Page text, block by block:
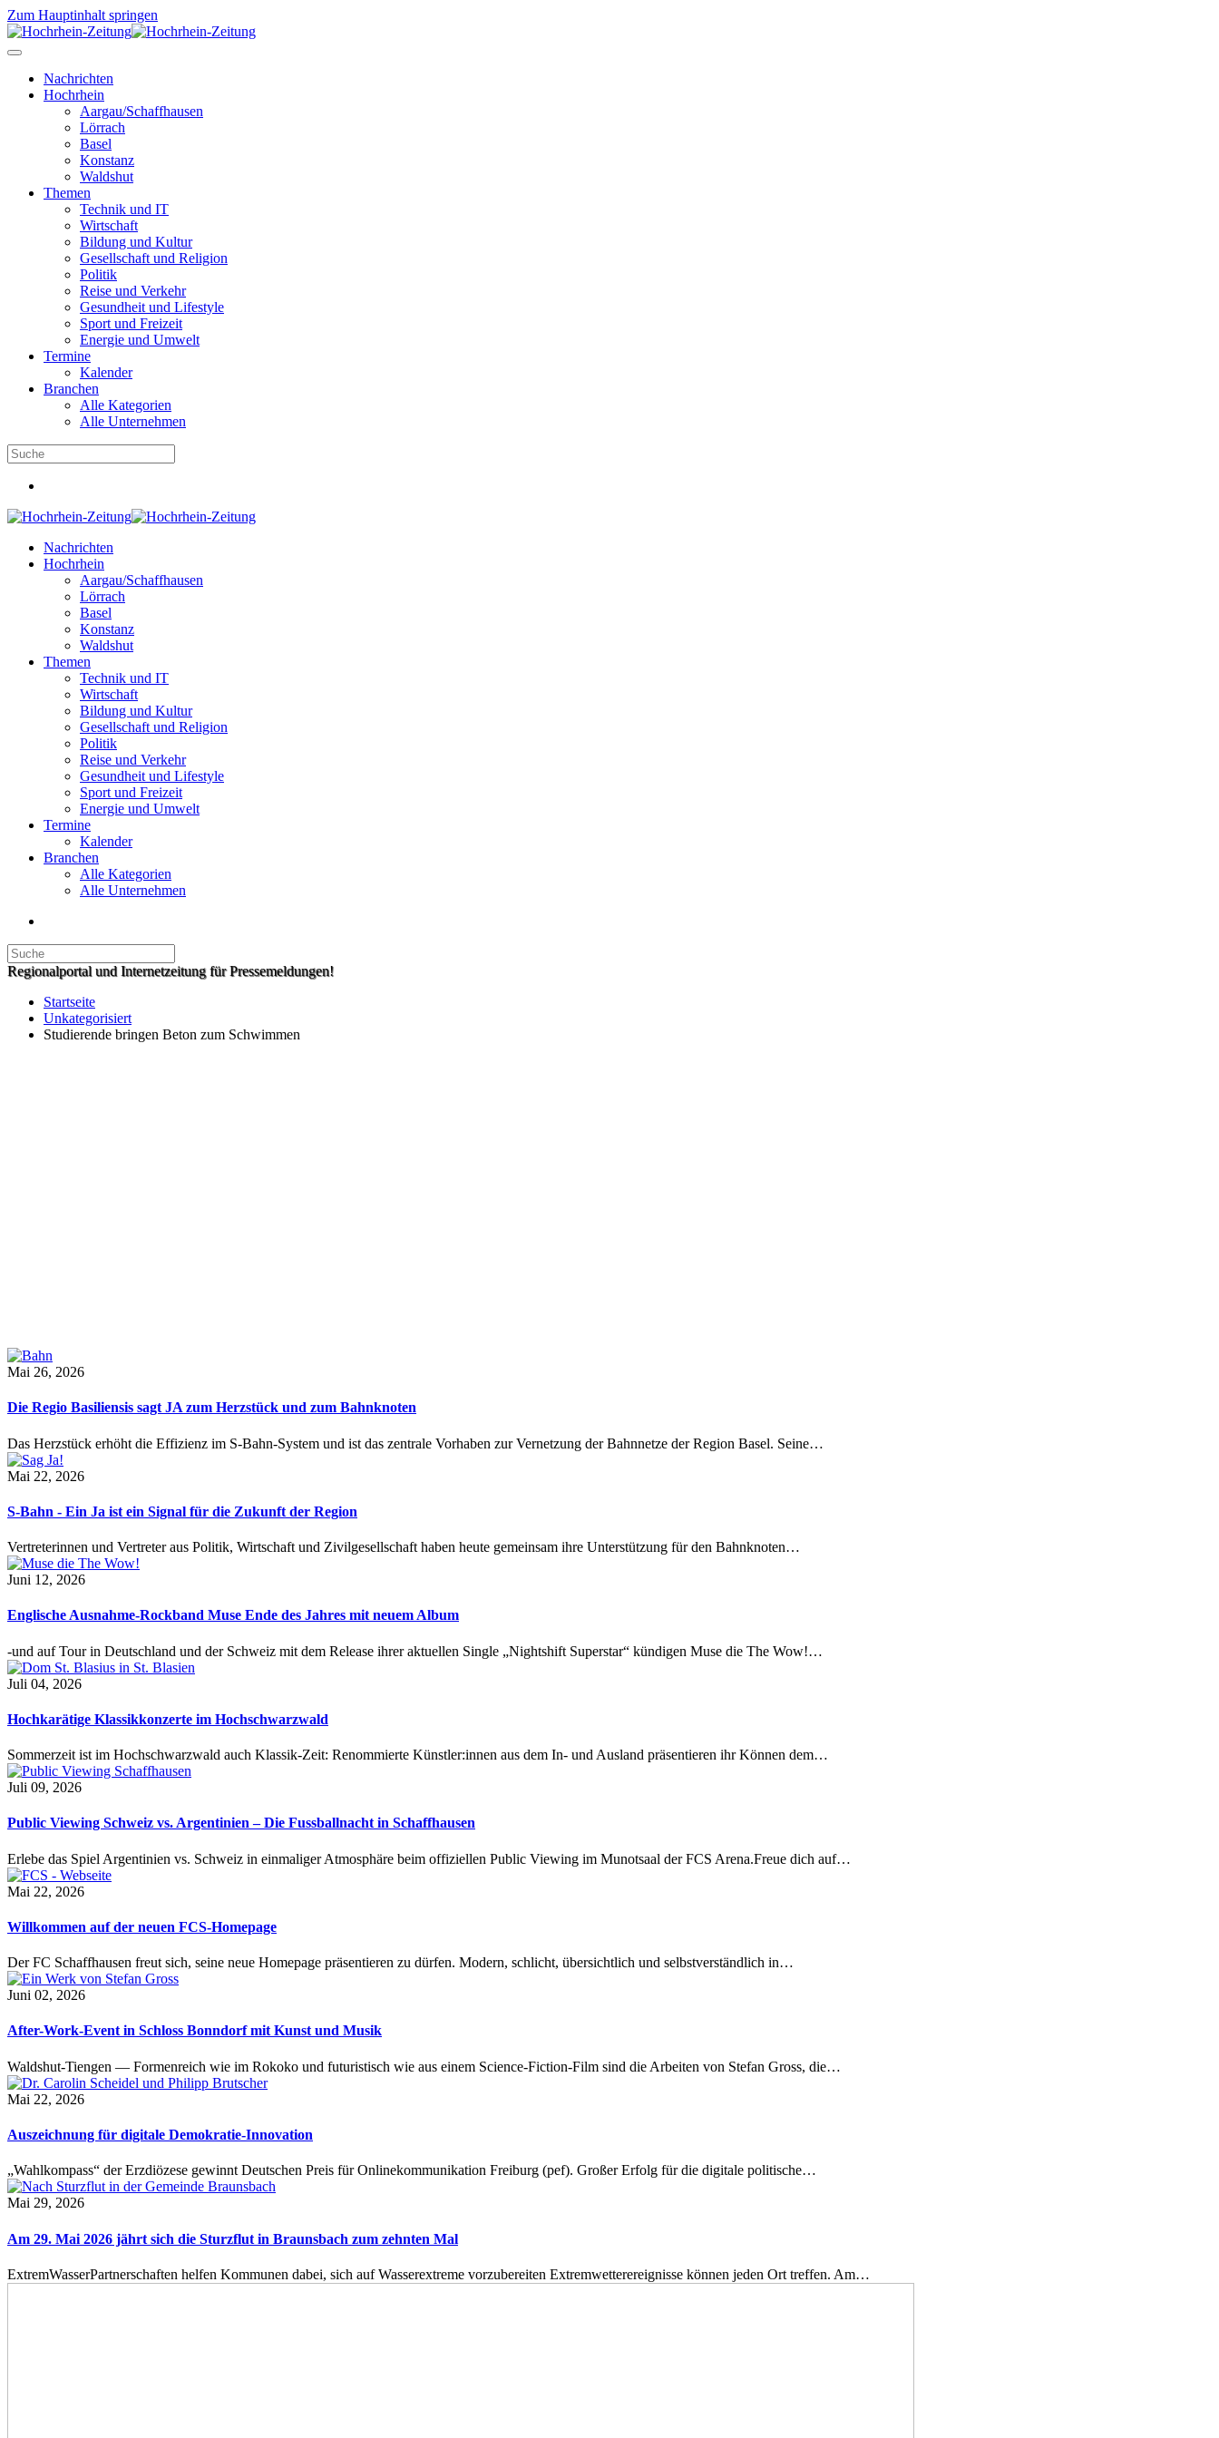
Zum Hauptinhalt springen
Nachrichten
Hochrhein
Aargau/Schaffhausen
Lörrach
Basel
Konstanz
Waldshut
Themen
Technik und IT
Wirtschaft
Bildung und Kultur
Gesellschaft und Religion
Politik
Reise und Verkehr
Gesundheit und Lifestyle
Sport und Freizeit
Energie und Umwelt
Termine
Kalender
Branchen
Alle Kategorien
Alle Unternehmen
Nachrichten
Hochrhein
Aargau/Schaffhausen
Lörrach
Basel
Konstanz
Waldshut
Themen
Technik und IT
Wirtschaft
Bildung und Kultur
Gesellschaft und Religion
Politik
Reise und Verkehr
Gesundheit und Lifestyle
Sport und Freizeit
Energie und Umwelt
Termine
Kalender
Branchen
Alle Kategorien
Alle Unternehmen
Regionalportal und Internetzeitung für Pressemeldungen!
Startseite
Unkategorisiert
Studierende bringen Beton zum Schwimmen
Mai 26, 2026
Die Regio Basiliensis sagt JA zum Herzstück und zum Bahnknoten
Das Herzstück erhöht die Effizienz im S-Bahn-System und ist das zentrale Vorhaben zur Vernetzung der Bahnnetze der Region Basel. Seine…
Mai 22, 2026
S-Bahn - Ein Ja ist ein Signal für die Zukunft der Region
Vertreterinnen und Vertreter aus Politik, Wirtschaft und Zivilgesellschaft haben heute gemeinsam ihre Unterstützung für den Bahnknoten…
Juni 12, 2026
Englische Ausnahme-Rockband Muse Ende des Jahres mit neuem Album
-und auf Tour in Deutschland und der Schweiz mit dem Release ihrer aktuellen Single „Nightshift Superstar“ kündigen Muse die The Wow!…
Juli 04, 2026
Hochkarätige Klassikkonzerte im Hochschwarzwald
Sommerzeit ist im Hochschwarzwald auch Klassik-Zeit: Renommierte Künstler:innen aus dem In- und Ausland präsentieren ihr Können dem…
Juli 09, 2026
Public Viewing Schweiz vs. Argentinien – Die Fussballnacht in Schaffhausen
Erlebe das Spiel Argentinien vs. Schweiz in einmaliger Atmosphäre beim offiziellen Public Viewing im Munotsaal der FCS Arena.Freue dich auf…
Mai 22, 2026
Willkommen auf der neuen FCS-Homepage
Der FC Schaffhausen freut sich, seine neue Homepage präsentieren zu dürfen. Modern, schlicht, übersichtlich und selbstverständlich in…
Juni 02, 2026
After-Work-Event in Schloss Bonndorf mit Kunst und Musik
Waldshut-Tiengen — Formenreich wie im Rokoko und futuristisch wie aus einem Science-Fiction-Film sind die Arbeiten von Stefan Gross, die…
Mai 22, 2026
Auszeichnung für digitale Demokratie-Innovation
„Wahlkompass“ der Erzdiözese gewinnt Deutschen Preis für Onlinekommunikation Freiburg (pef). Großer Erfolg für die digitale politische…
Mai 29, 2026
Am 29. Mai 2026 jährt sich die Sturzflut in Braunsbach zum zehnten Mal
ExtremWasserPartnerschaften helfen Kommunen dabei, sich auf Wasserextreme vorzubereiten Extremwetterereignisse können jeden Ort treffen. Am…